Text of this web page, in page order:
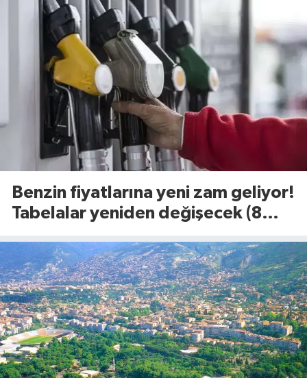
Benzin fiyatlarına yeni zam geliyor!
Tabelalar yeniden değişecek (8